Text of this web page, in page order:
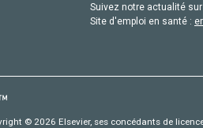
Suivez notre actualité
Site d'emploi en santé :
© 2026 Elsevier, ses concédants de